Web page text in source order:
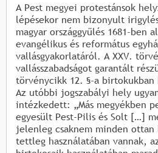
A Pest megyei protestánsok
lépésekor nem bizonyult
magyar országgyűlés 1681-ben
evangélikus és református
vallásgyakorlatáról. A XXV.
vallásszabadságot garantált
törvénycikk 12. §-a
Az utóbbi jogszabályi hely
intézkedett: „Más megyékben
egyesült Pest-Pilis és Solt […]
jelenleg csaknem minden
tettleg használatában vannak,